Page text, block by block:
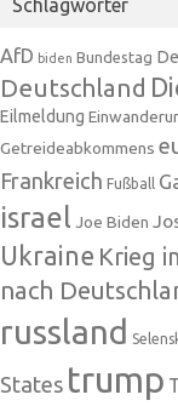
Schlagwörter
AfD biden Bundestag
Deutschland
Eilmeldung
Getreideabkommens
Frankreich Fußball
israel Joe Biden
Ukraine Krieg
nach
russland
States trump